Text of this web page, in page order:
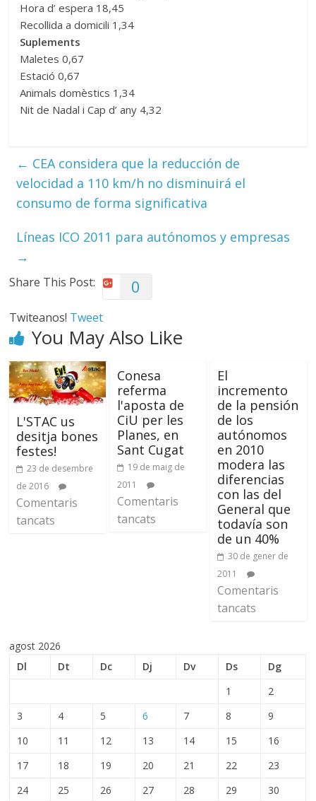
Hora d’ espera 18,45
Recollida a domicili 1,34
Suplements
Maletes 0,67
Estació 0,67
Animals domèstics 1,34
Nit de Nadal i Cap d’ any 4,32
← CEA considera que la reducción de
velocidad a 110 km/h no disminuirá el
consumo de forma significativa
Líneas ICO 2011 para autónomos y empresas
→
Share This Post: 0
Twiteanos! Tweet
You May Also Like
L'STAC us
desitja bones
festes!
23 de desembre
de 2016
Comentaris
tancats
Conesa
referma
l'aposta de
CiU per les
Planes, en
Sant Cugat
19 de maig de
2011
Comentaris
tancats
El
incremento
de la pensión
de los
autónomos
en 2010
modera las
diferencias
con las del
General que
todavía son
de un 40%
30 de gener de
2011
Comentaris
tancats
agost 2026
Dl
Dt Dc Dj Dv Ds
Dg
1
2
3
4 5 6 7 8
9
10
11 12 13 14 15
16
17
18 19 20 21 22
23
24
25 26 27 28 29
30